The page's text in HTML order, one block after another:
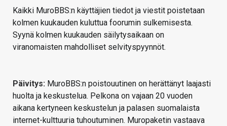
Kaikki MuroBBS:n käyttäjien tiedot ja viestit poistetaan
kolmen kuukauden kuluttua foorumin sulkemisesta.
Syynä kolmen kuukauden säilytysaikaan on
viranomaisten mahdolliset selvityspyynnöt.
Päivitys: MuroBBS:n poistouutinen on herättänyt laajasti
huolta ja keskustelua. Pelkona on vajaan 20 vuoden
aikana kertyneen keskustelun ja palasen suomalaista
internet-kulttuuria tuhoutuminen. Muropaketin vastaava